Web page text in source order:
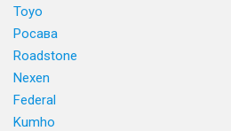
Toyo
Росава
Roadstone
Nexen
Federal
Kumho